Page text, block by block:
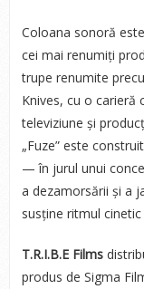
Coloana sonoră
cei mai renumiți
trupe renumite
Knives, cu o carieră
televiziune și
„Fuze” este
— în jurul unui
a dezamorsării și a
susține ritmul
T.R.I.B.E Films
produs de Sigma